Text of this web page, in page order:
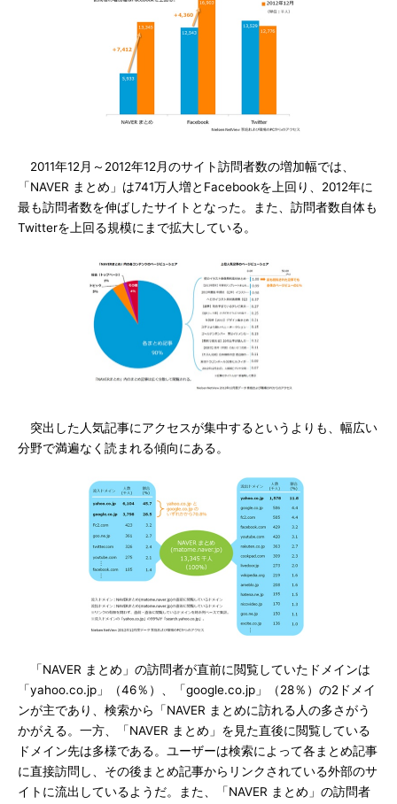
2011年12月～2012年12月のサイト訪問者数の増加幅では、
「NAVER まとめ」は741万人増とFacebookを上回り、2012年に
最も訪問者数を伸ばしたサイトとなった。また、訪問者数自体も
Twitterを上回る規模にまで拡大している。
突出した人気記事にアクセスが集中するというよりも、幅広い
分野で満遍なく読まれる傾向にある。
「NAVER まとめ」の訪問者が直前に閲覧していたドメインは
「yahoo.co.jp」（46％）、「google.co.jp」（28％）の2ドメイ
ンが主であり、検索から「NAVER まとめに訪れる人の多さがう
かがえる。一方、「NAVER まとめ」を見た直後に閲覧している
ドメイン先は多様である。ユーザーは検索によって各まとめ記事
に直接訪問し、その後まとめ記事からリンクされている外部のサ
イトに流出しているようだ。また、「NAVER まとめ」の訪問者